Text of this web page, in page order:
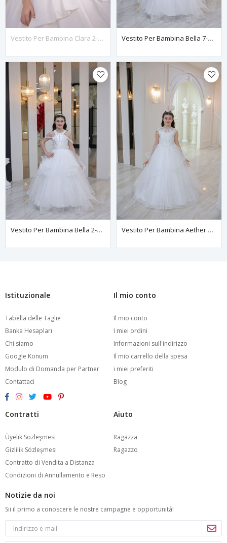
Vestito Per Bambina Clara 2-6 Anni 20127 Bianco Sporco Vestito Per Bambina Bella 7-11 Anni 30125 Bianco Sporco
Vestito Per Bambina Bella 2-6 Anni 20125 Bianco Sporco Vestito Per Bambina Aether 2-6 Anni 20149 Bianco Sporco
Istituzionale
Tabella delle Taglie
Banka Hesapları
Chi siamo
Google Konum
Modulo di Domanda per Partner
Contattaci
Il mio conto
Il mio conto
I miei ordini
Informazioni sull'indirizzo
Il mio carrello della spesa
i miei preferiti
Blog
Contratti
Üyelik Sözleşmesi
Gizlilik Sözleşmesi
Contratto di Vendita a Distanza
Condizioni di Annullamento e Reso
Aiuto
Ragazza
Ragazzo
Notizie da noi
Sii il primo a conoscere le nostre campagne e opportunità!